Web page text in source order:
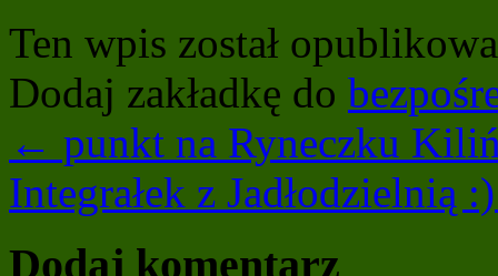
Ten wpis został
Dodaj zakładkę do
← punkt na Ryneczku
Integrałek z Jadłodzielnią
Dodaj komentarz